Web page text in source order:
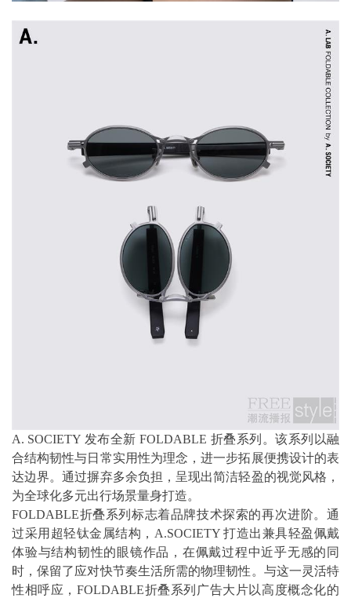
A. SOCIETY 发布全新 FOLDABLE 折叠系列。该系列以融
合结构韧性与日常实用性为理念，进一步拓展便携设计的表
达边界。通过摒弃多余负担，呈现出简洁轻盈的视觉风格，
为全球化多元出行场景量身打造。
FOLDABLE折叠系列标志着品牌技术探索的再次进阶。通
过采用超轻钛金属结构，A.SOCIETY 打造出兼具轻盈佩戴
体验与结构韧性的眼镜作品，在佩戴过程中近乎无感的同
时，保留了应对快节奏生活所需的物理韧性。与这一灵活特
性相呼应，FOLDABLE折叠系列广告大片以高度概念化的